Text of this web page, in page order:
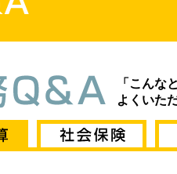
「こんな
よくいた